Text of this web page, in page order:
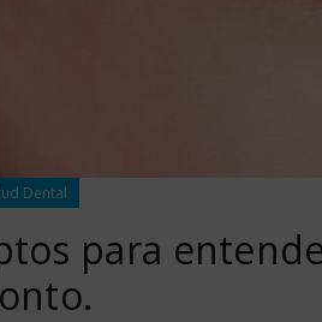
Dental
para